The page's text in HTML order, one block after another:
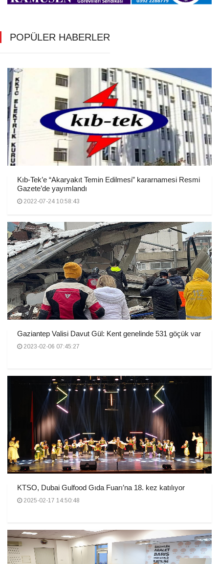
POPÜLER HABERLER
Kıb-Tek’e “Akaryakıt Temin Edilmesi” kararnamesi Resmi
Gazete’de yayımlandı
2022-07-24 10:58:43
Gaziantep Valisi Davut Gül: Kent genelinde 531 göçük var
2023-02-06 07:45:27
KTSO, Dubai Gulfood Gıda Fuarı’na 18. kez katılıyor
2025-02-17 14:50:48